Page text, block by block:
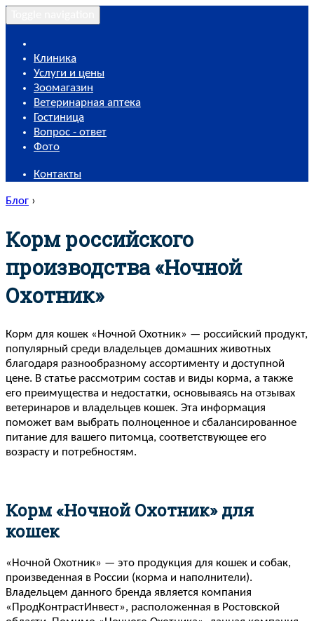
Клиника
Услуги и цены
Зоомагазин
Ветеринарная аптека
Гостиница
Вопрос - ответ
Фото
Контакты
Блог ›
Корм российского
производства «Ночной
Охотник»
Корм для кошек «Ночной Охотник» — российский продукт,
популярный среди владельцев домашних животных
благодаря разнообразному ассортименту и доступной
цене. В статье рассмотрим состав и виды корма, а также
его преимущества и недостатки, основываясь на отзывах
ветеринаров и владельцев кошек. Эта информация
поможет вам выбрать полноценное и сбалансированное
питание для вашего питомца, соответствующее его
возрасту и потребностям.
Корм «Ночной Охотник» для
кошек
«Ночной Охотник» — это продукция для кошек и собак,
произведенная в России (корма и наполнители).
Владельцем данного бренда является компания
«ПродКонтрастИнвест», расположенная в Ростовской